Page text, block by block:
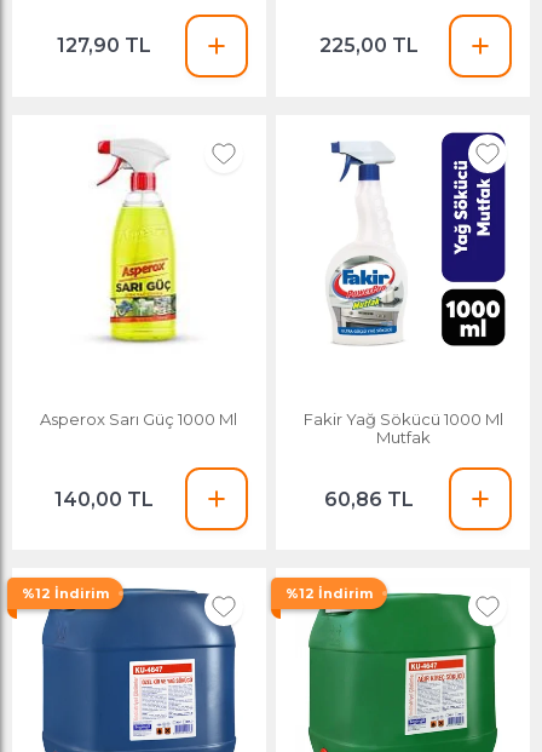
127,90 TL 225,00 TL
Asperox Sarı Güç 1000 Ml
140,00 TL
Fakir Yağ Sökücü 1000 Ml
Mutfak
60,86 TL
%12 İndirim %12 İndirim